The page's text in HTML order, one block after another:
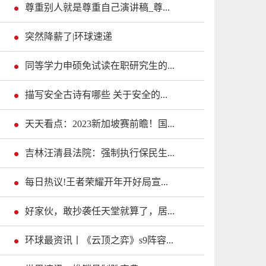
尊重别人就是尊重自己演讲稿_尊...
突然降薪了|环球速递
同等学力申硕免试读在职研究生的...
描写安全古诗有哪些 关于安全的...
天天看点：2023新加坡赛前瞻！国...
吉林汪清县法院：强制执行保民生...
每日热议!王者荣耀开年开好局宣...
好家伙，敢抄袭任天堂就算了，居...
环球最资讯丨《云顶之弈》s9阵容...